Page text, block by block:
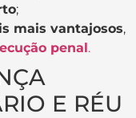
;
mais vantajosos,
penal.
E RÉU